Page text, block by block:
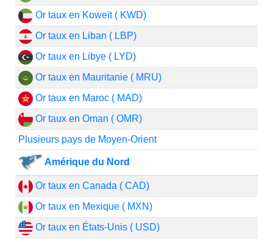
Or taux en Koweït ( KWD)
Or taux en Liban ( LBP)
Or taux en Libye ( LYD)
Or taux en Mauritanie ( MRU)
Or taux en Maroc ( MAD)
Or taux en Oman ( OMR)
Plusieurs pays de Moyen-Orient
Amérique du Nord
Or taux en Canada ( CAD)
Or taux en Mexique ( MXN)
Or taux en États-Unis ( USD)